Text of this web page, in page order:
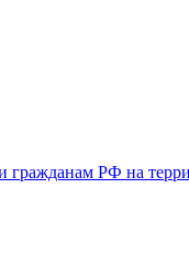
РФ на